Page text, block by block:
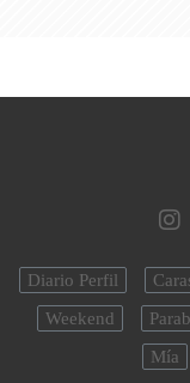
Diario Perfil
Weekend
Mía